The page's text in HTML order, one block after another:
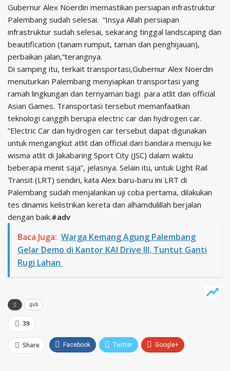
Gubernur Alex Noerdin memastikan persiapan infrastruktur
Palembang sudah selesai. “Insya Allah persiapan
infrastruktur sudah selesai, sekarang tinggal landscaping dan
beautification (tanam rumput, taman dan penghijauan),
perbaikan jalan,”terangnya.
Di samping itu, terkait transportasi,Gubernur Alex Noerdin
menuturkan Palembang menyiapkan transportasi yang
ramah lingkungan dan ternyaman bagi para atlit dan official
Asian Games. Transportasi tersebut memanfaatkan
teknologi canggih berupa electric car dan hydrogen car.
”Electric Car dan hydrogen car tersebut dapat digunakan
untuk mengangkut atlit dan official dari bandara menuju ke
wisma atlit di Jakabaring Sport City (JSC) dalam waktu
beberapa menit saja”, jelasnya. Selain itu, untuk Light Rail
Transit (LRT) sendiri, kata Alex baru-baru ini LRT di
Palembang sudah menjalankan uji coba pertama, dilakukan
tes dinamis kelistrikan kereta dan alhamdulillah berjalan
dengan baik.#adv
Baca Juga: Warga Kemang Agung Palembang
Gelar Demo di Kantor KAI Drive III, Tuntut Ganti
Rugi Lahan
gub
39
Share Facebook Twitter Google+